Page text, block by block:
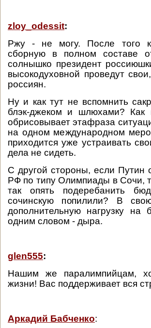
zloy_odessit:
Ржу - не могу. После того
сборную в полном составе
солнышко президент
высокодуховной проведут
россиян.
Ну и как тут не вспомнить
блэк-джеком и шлюхами?
обрисовывает этафраза
на одном международном
приходится уже устраивать
дела не сидеть.
С другой стороны, если Путин
РФ по типу Олимпиады в Сочи,
так опять подеребанить
сочинскую попилили? В
дополнительную нагрузку
одним словом - дыра.
glen555:
Нашим же паралимпийцам,
жизни! Вас поддерживает вся
Аркадий Бабченко: